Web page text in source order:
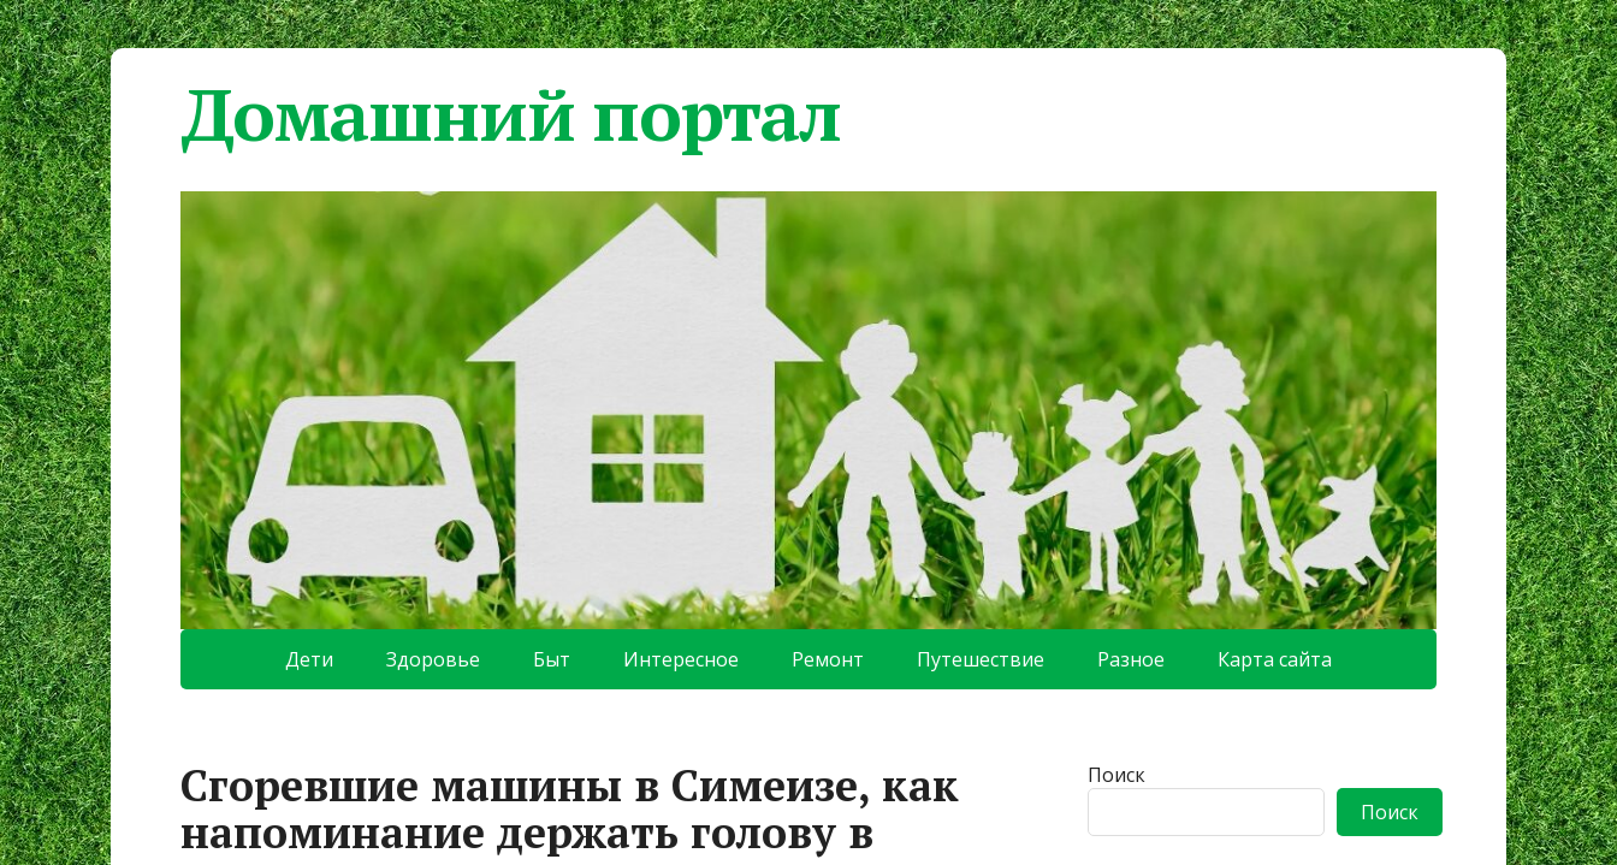
Домашний портал
Дети Здоровье Быт Интересное Ремонт Путешествие Разное Карта сайта
Сгоревшие машины в Симеизе, как
напоминание держать голову в
Поиск
Поиск